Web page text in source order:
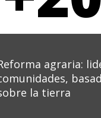
agraria:
la tierra